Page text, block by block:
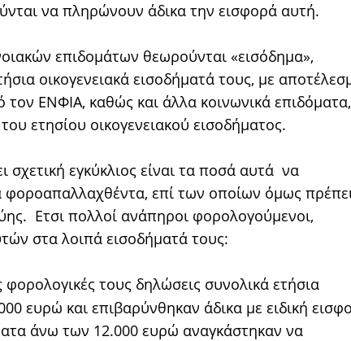
να πληρώνουν άδικα την εισφορά αυτή.
επιδομάτων θεωρούνται «εισόδημα»,
οικογενειακά εισοδήματά τους, με
ΕΝΦΙΑ, καθώς και άλλα κοινωνικά επιδόματα,
ετησίου οικογενειακού εισοδήματος.
σχετική εγκύκλιος είναι τα ποσά αυτά να
επί των οποίων όμως
Ετσι πολλοί ανάπηροι φορολογούμενοι,
στα λοιπά εισοδήματά τους:
τους δηλώσεις συνολικά ετήσια
ευρώ και επιβαρύνθηκαν άδικα με ειδική
άνω των 12.000 ευρώ αναγκάστηκαν να